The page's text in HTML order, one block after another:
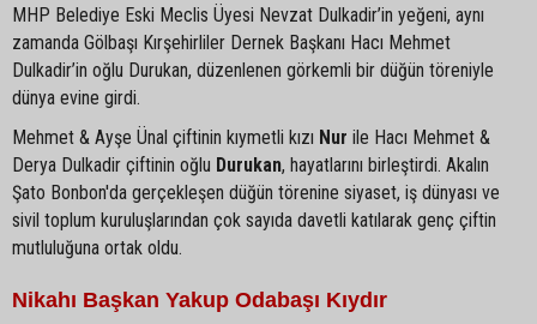
MHP Belediye Eski Meclis Üyesi Nevzat Dulkadir’in yeğeni, aynı
zamanda Gölbaşı Kırşehirliler Dernek Başkanı Hacı Mehmet
Dulkadir’in oğlu Durukan, düzenlenen görkemli bir düğün töreniyle
dünya evine girdi.
Mehmet & Ayşe Ünal çiftinin kıymetli kızı Nur ile Hacı Mehmet &
Derya Dulkadir çiftinin oğlu Durukan, hayatlarını birleştirdi. Akalın
Şato Bonbon'da gerçekleşen düğün törenine siyaset, iş dünyası ve
sivil toplum kuruluşlarından çok sayıda davetli katılarak genç çiftin
mutluluğuna ortak oldu.
Nikahı Başkan Yakup Odabaşı Kıydır